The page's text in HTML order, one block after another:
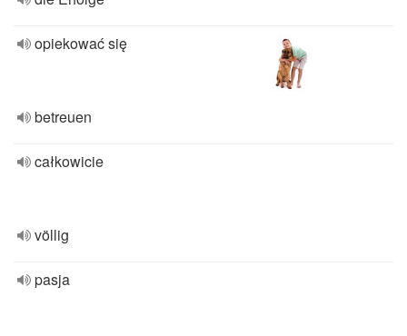
opiekować się
betreuen
całkowicie
völlig
pasja